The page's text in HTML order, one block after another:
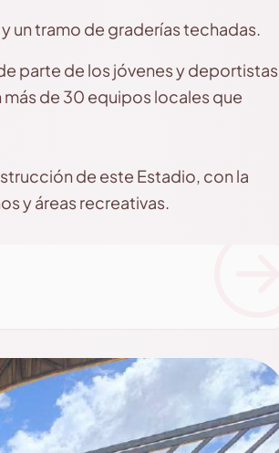
y un tramo de graderías techadas.
parte de los jóvenes y deportistas
de 30 equipos locales que
de este Estadio, con la
y áreas recreativas.